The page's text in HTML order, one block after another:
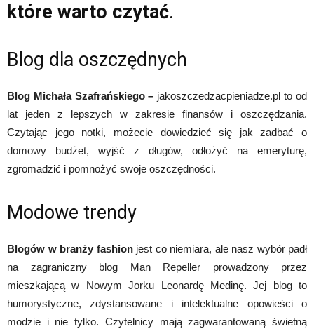
które warto czytać.
Blog dla oszczędnych
Blog Michała Szafrańskiego – jakoszczedzacpieniadze.pl to od
lat jeden z lepszych w zakresie finansów i oszczędzania.
Czytając jego notki, możecie dowiedzieć się jak zadbać o
domowy budżet, wyjść z długów, odłożyć na emeryturę,
zgromadzić i pomnożyć swoje oszczędności.
Modowe trendy
Blogów w branży fashionjest co niemiara, ale nasz wybór padł
na zagraniczny blog Man Repeller prowadzony przez
mieszkającą w Nowym Jorku Leonardę Medinę. Jej blog to
humorystyczne, zdystansowane i intelektualne opowieści o
modzie i nie tylko. Czytelnicy mają zagwarantowaną świetną